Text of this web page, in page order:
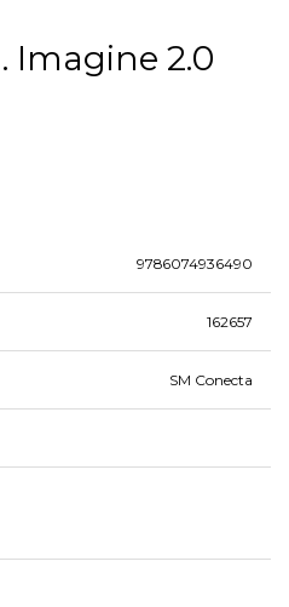
Imagine 2.0
9786074936490
162657
SM Conecta